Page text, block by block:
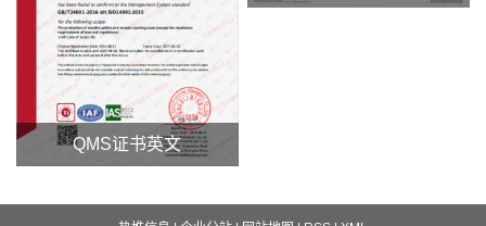
QMS证书英文